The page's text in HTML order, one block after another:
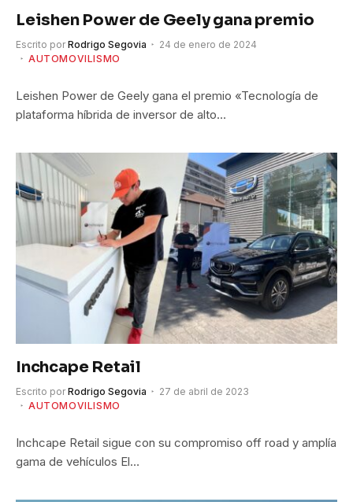
Leishen Power de Geely gana premio
Escrito por Rodrigo Segovia
24 de enero de 2024
AUTOMOVILISMO
Leishen Power de Geely gana el premio «Tecnología de
plataforma híbrida de inversor de alto…
Inchcape Retail
Escrito por Rodrigo Segovia
27 de abril de 2023
AUTOMOVILISMO
Inchcape Retail sigue con su compromiso off road y amplía
gama de vehículos El…